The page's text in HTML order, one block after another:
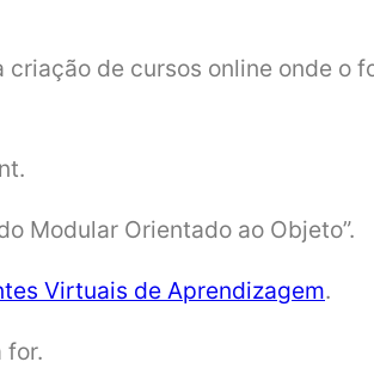
de cursos online onde o
Modular Orientado ao Objeto”.
Virtuais de Aprendizagem.
for.